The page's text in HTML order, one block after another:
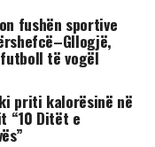
fushën sportive
të vogël
priti kalorësinë në
“10 Ditët e